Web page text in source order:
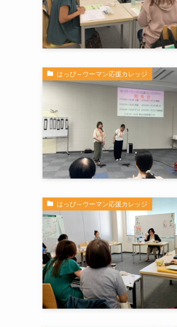
はっぴ～ウーマン応援カレッジ
はっぴ～ウーマン応援カレッジ